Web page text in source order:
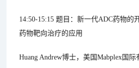
14:50-15:15 题目：新一代ADC药物的
药物靶向治疗的应用
Huang Andrew博士，美国Mabplex国